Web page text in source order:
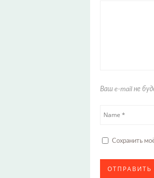
Ваш e-mail не
Сохранить